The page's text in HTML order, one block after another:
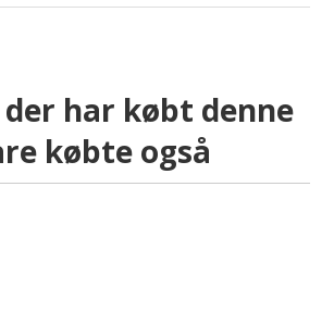
har købt denne
købte også